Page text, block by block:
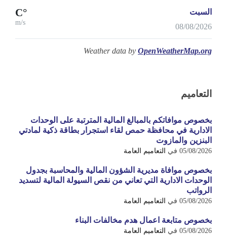
السبت
08/08/2026
°C
m/s
Weather data by OpenWeatherMap.org
التعاميم
بخصوص موافاتكم بالمبالغ المالية المترتبة على الوحدات
الادارية في محافظة حمص لقاء استجرار بطاقة ذكية لمادتي
البنزين والمازوت
05/08/2026 في التعاميم العامة
بخصوص موافاة مديرية الشؤون المالية والمحاسبة بجدول
الوحدات الادارية التي تعاني من نقص السيولة المالية لتسديد
الرواتب
05/08/2026 في التعاميم العامة
بخصوص متابعة اعمال هدم مخالفات البناء
05/08/2026 في التعاميم العامة